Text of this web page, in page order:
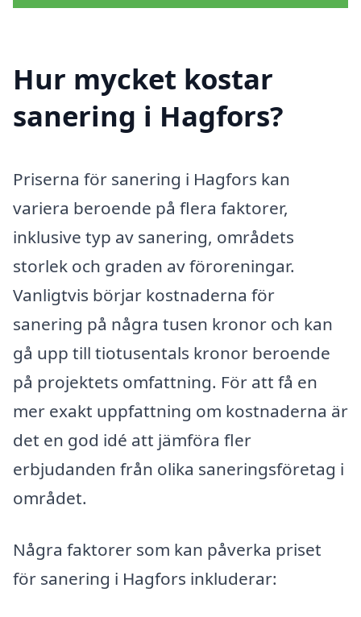
Hur mycket kostar
sanering i Hagfors?
Priserna för sanering i Hagfors kan
variera beroende på flera faktorer,
inklusive typ av sanering, områdets
storlek och graden av föroreningar.
Vanligtvis börjar kostnaderna för
sanering på några tusen kronor och kan
gå upp till tiotusentals kronor beroende
på projektets omfattning. För att få en
mer exakt uppfattning om kostnaderna är
det en god idé att jämföra fler
erbjudanden från olika saneringsföretag i
området.
Några faktorer som kan påverka priset
för sanering i Hagfors inkluderar: